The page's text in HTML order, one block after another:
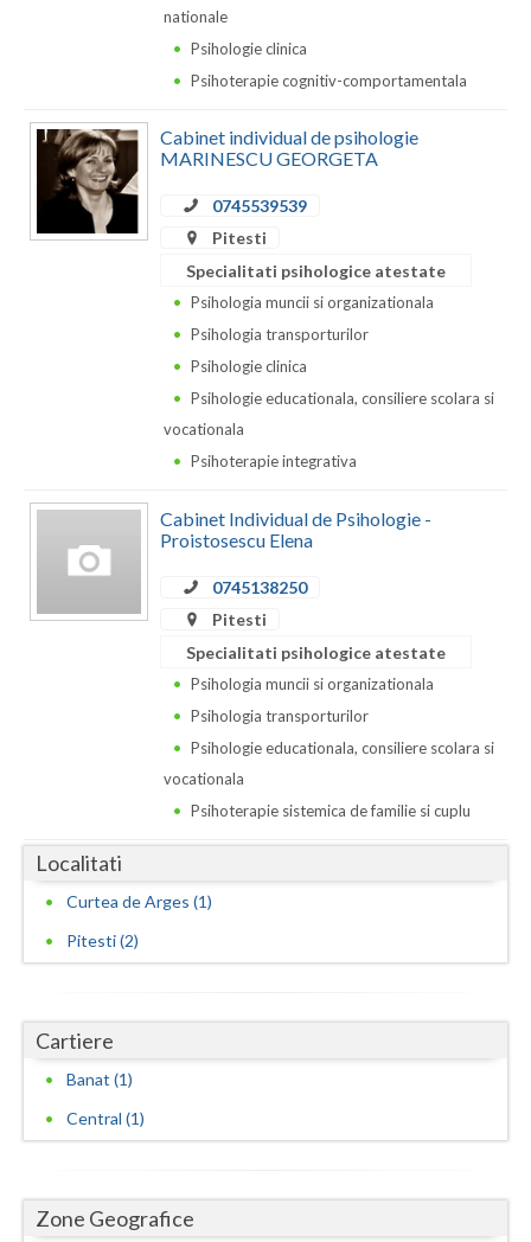
Dambovita
Dolj
Galati
Iasi
Maramures
Prahova
Salaj
Satu-Mare
Suceava
Teleorman
Valcea
nationale
Psihologie clinica
Psihoterapie cognitiv-comportamentala
Cabinet individual de psihologie
MARINESCU GEORGETA
0745539539
Pitesti
Specialitati psihologice atestate
Psihologia muncii si organizationala
Psihologia transporturilor
Psihologie clinica
Psihologie educationala, consiliere scolara si
vocationala
Psihoterapie integrativa
Cabinet Individual de Psihologie -
Proistosescu Elena
0745138250
Pitesti
Specialitati psihologice atestate
Psihologia muncii si organizationala
Psihologia transporturilor
Psihologie educationala, consiliere scolara si
vocationala
Psihoterapie sistemica de familie si cuplu
Localitati
Curtea de Arges (1)
Pitesti (2)
Cartiere
Banat (1)
Central (1)
Zone Geografice